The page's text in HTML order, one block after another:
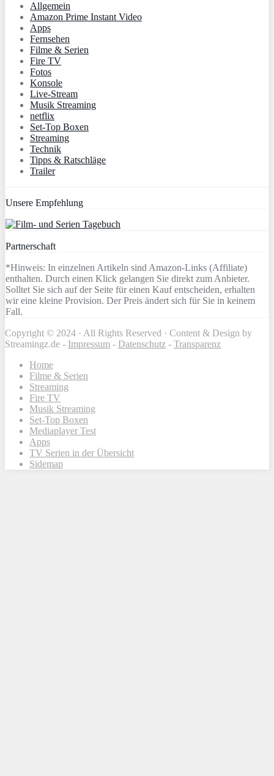
Allgemein
Amazon Prime Instant Video
Apps
Fernsehen
Filme & Serien
Fire TV
Fotos
Konsole
Live-Stream
Musik Streaming
netflix
Set-Top Boxen
Streaming
Technik
Tipps & Ratschläge
Trailer
Unsere Empfehlung
Partnerschaft
*Hinweis: In einzelnen Artikeln sind Amazon-Links (Affiliate)
enthalten. Durch einen Klick gelangen Sie direkt zum Anbieter.
Solltet Sie sich auf der Seite für einen Kauf entscheiden, erhalten
wir eine kleine Provision. Der Preis ändert sich für Sie in keinem
Fall.
Copyright © 2024 · All Rights Reserved · Content & Design by
Streamingz.de - Impressum - Datenschutz - Transparenz
Home
Filme & Serien
Streaming
Fire TV
Musik Streaming
Set-Top Boxen
Mediaplayer Test
Apps
TV Serien in der Übersicht
Sidemap